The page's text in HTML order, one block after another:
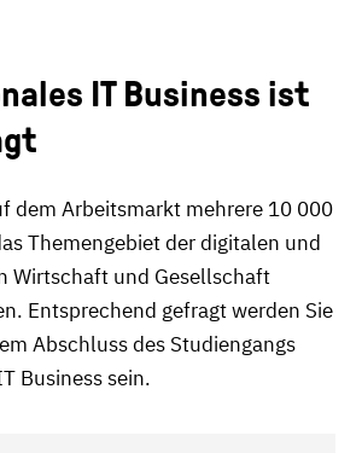
IT Business ist
dem Arbeitsmarkt mehrere 10 000
Themengebiet der digitalen und
Wirtschaft und Gesellschaft
Entsprechend gefragt werden Sie
Abschluss des Studiengangs
Business sein.